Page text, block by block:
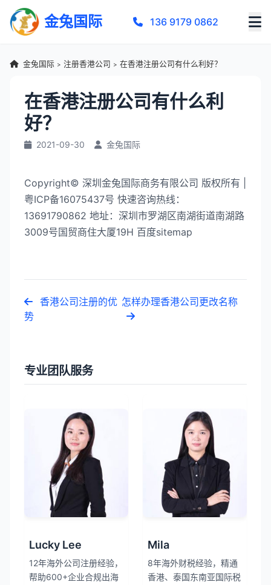
金兔国际 136 9179 0862
金兔国际 > 注册香港公司 > 在香港注册公司有什么利好？
在香港注册公司有什么利
好？
2021-09-30 金兔国际
Copyright© 深圳金兔国际商务有限公司 版权所有 |
粤ICP备16075437号 快速咨询热线：
13691790862 地址：深圳市罗湖区南湖街道南湖路
3009号国贸商住大厦19H 百度sitemap
香港公司注册的优
势
怎样办理香港公司更改名称
专业团队服务
Lucky Lee
12年海外公司注册经验，
帮助600+企业合规出海
Mila
8年海外财税经验，精通
香港、泰国东南亚国际税